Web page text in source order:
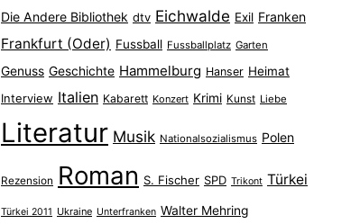
Die Andere Bibliothek dtv Eichwalde Exil Franken
Frankfurt (Oder) Fussball Fussballplatz Garten
Genuss Geschichte Hammelburg Hanser Heimat
Interview Italien Kabarett Konzert Krimi Kunst Liebe
Literatur Musik Nationalsozialismus Polen
Rezension Roman S. Fischer SPD Trikont Türkei
Türkei 2011 Ukraine Unterfranken Walter Mehring